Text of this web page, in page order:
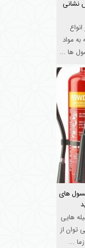
نشانی
به مواد
ها ...
های
هایی
از
...